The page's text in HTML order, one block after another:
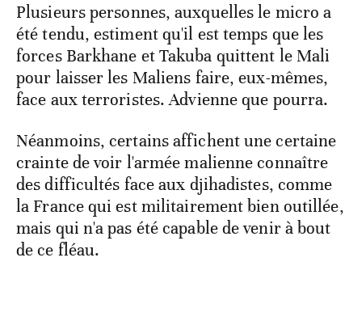
Plusieurs personnes, auxquelles le micro a
été tendu, estiment qu'il est temps que les
forces Barkhane et Takuba quittent le Mali
pour laisser les Maliens faire, eux-mêmes,
face aux terroristes. Advienne que pourra.
Néanmoins, certains affichent une certaine
crainte de voir l'armée malienne connaître
des difficultés face aux djihadistes, comme
la France qui est militairement bien outillée,
mais qui n'a pas été capable de venir à bout
de ce fléau.